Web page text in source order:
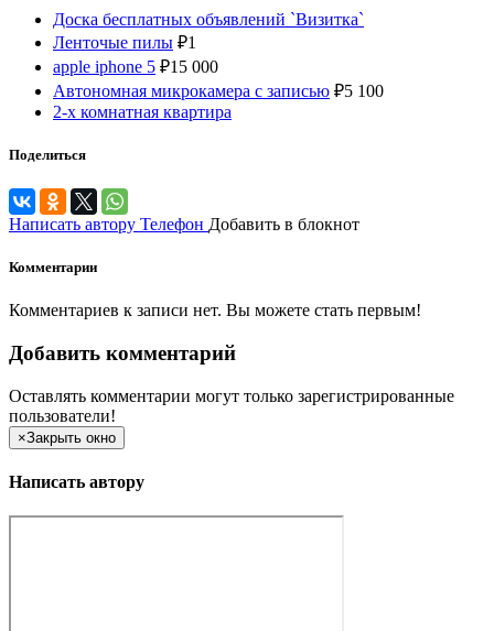
Доска бесплатных объявлений `Визитка`
Ленточые пилы ₽1
apple iphone 5 ₽15 000
Автономная микрокамера с записью ₽5 100
2-х комнатная квартира
Поделиться
Написать автору Телефон Добавить в блокнот
Комментарии
Комментариев к записи нет. Вы можете стать первым!
Добавить комментарий
Оставлять комментарии могут только зарегистрированные
пользователи!
×Закрыть окно
Написать автору